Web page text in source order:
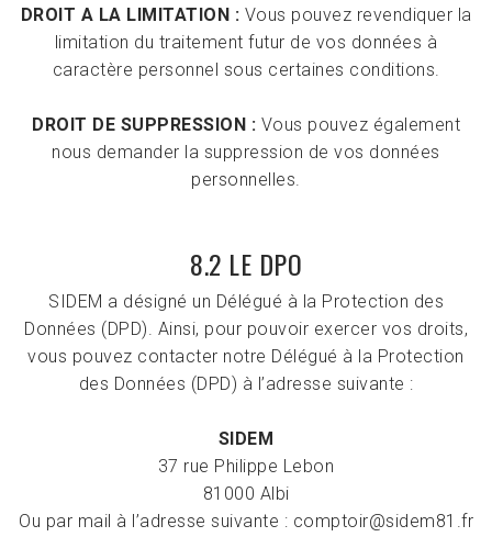
DROIT A LA LIMITATION : Vous pouvez revendiquer la
limitation du traitement futur de vos données à
caractère personnel sous certaines conditions.
DROIT DE SUPPRESSION : Vous pouvez également
nous demander la suppression de vos données
personnelles.
8.2 LE DPO
SIDEM a désigné un Délégué à la Protection des
Données (DPD). Ainsi, pour pouvoir exercer vos droits,
vous pouvez contacter notre Délégué à la Protection
des Données (DPD) à l’adresse suivante :
SIDEM
37 rue Philippe Lebon
81000 Albi
Ou par mail à l’adresse suivante : comptoir@sidem81.fr